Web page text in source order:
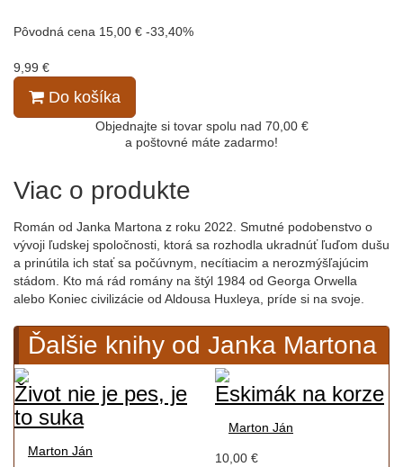
Pôvodná cena 15,00 € -33,40%
9,99 €
Do košíka
Objednajte si tovar spolu nad 70,00 €
a poštovné máte zadarmo!
Viac o produkte
Román od Janka Martona z roku 2022. Smutné podobenstvo o
vývoji ľudskej spoločnosti, ktorá sa rozhodla ukradnúť ľuďom dušu
a prinútila ich stať sa počúvnym, necítiacim a nerozmýšľajúcim
stádom. Kto má rád romány na štýl 1984 od Georga Orwella
alebo Koniec civilizácie od Aldousa Huxleya, príde si na svoje.
Ďalšie knihy od Janka Martona
Život nie je pes, je
to suka
Marton Ján
Eskimák na korze
Marton Ján
10,00 €